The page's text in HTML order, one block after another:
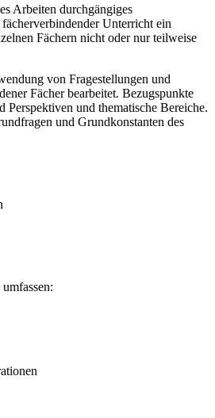
Arbeiten durchgängiges
Unterricht ein
Fächern nicht oder nur teilweise
von Fragestellungen und
Fächer bearbeitet. Bezugspunkte
Perspektiven und thematische Bereiche.
und Grundkonstanten des